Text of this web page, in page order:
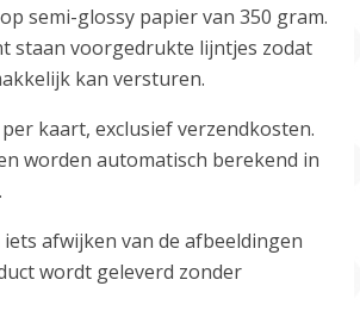
semi-glossy papier van 350 gram.
staan voorgedrukte lijntjes zodat
kan versturen.
kaart, exclusief verzendkosten.
worden automatisch berekend in
afwijken van de afbeeldingen
wordt geleverd zonder